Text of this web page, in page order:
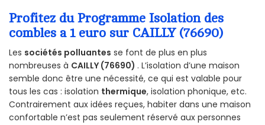
Profitez du Programme Isolation des
combles a 1 euro sur CAILLY (76690)
Les sociétés polluantes se font de plus en plus
nombreuses à CAILLY (76690) . L’isolation d’une maison
semble donc être une nécessité, ce qui est valable pour
tous les cas : isolation thermique, isolation phonique, etc.
Contrairement aux idées reçues, habiter dans une maison
confortable n’est pas seulement réservé aux personnes